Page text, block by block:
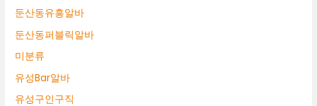
둔산동유흥알바
둔산동퍼블릭알바
미분류
유성Bar알바
유성구인구직